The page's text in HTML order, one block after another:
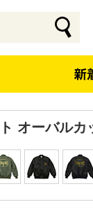
オーバルカ